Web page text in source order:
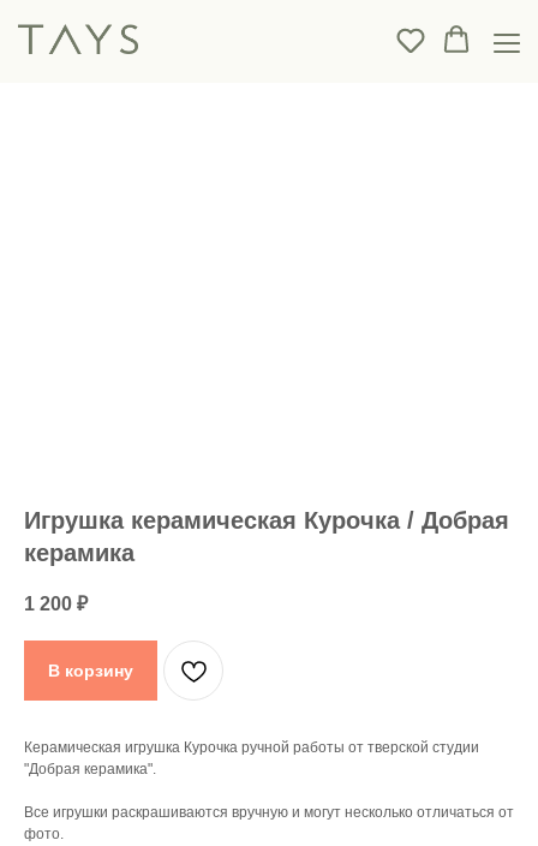
Игрушка керамическая Курочка / Добрая
керамика
1 200 ₽
В корзину
Керамическая игрушка Курочка ручной работы от тверской студии
"Добрая керамика".
Все игрушки раскрашиваются вручную и могут несколько отличаться от
фото.